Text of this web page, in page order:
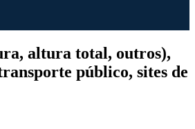
altura total, outros),
público, sites de